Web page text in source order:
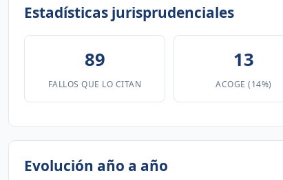
Estadísticas jurisprudenciales
89
FALLOS QUE LO CITAN
13
ACOGE (14%)
Evolución año a año